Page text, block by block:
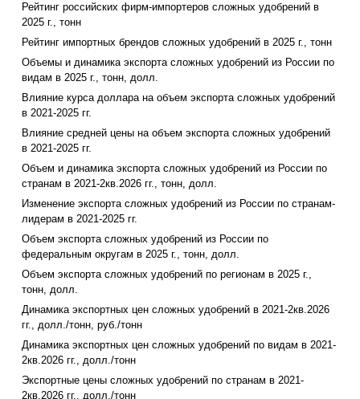
Рейтинг российских фирм-импортеров сложных удобрений в
2025 г., тонн
Рейтинг импортных брендов сложных удобрений в 2025 г., тонн
Объемы и динамика экспорта сложных удобрений из России по
видам в 2025 г., тонн, долл.
Влияние курса доллара на объем экспорта сложных удобрений
в 2021-2025 гг.
Влияние средней цены на объем экспорта сложных удобрений
в 2021-2025 гг.
Объем и динамика экспорта сложных удобрений из России по
странам в 2021-2кв.2026 гг., тонн, долл.
Изменение экспорта сложных удобрений из России по странам-
лидерам в 2021-2025 гг.
Объем экспорта сложных удобрений из России по
федеральным округам в 2025 г., тонн, долл.
Объем экспорта сложных удобрений по регионам в 2025 г.,
тонн, долл.
Динамика экспортных цен сложных удобрений в 2021-2кв.2026
гг., долл./тонн, руб./тонн
Динамика экспортных цен сложных удобрений по видам в 2021-
2кв.2026 гг., долл./тонн
Экспортные цены сложных удобрений по странам в 2021-
2кв.2026 гг., долл./тонн